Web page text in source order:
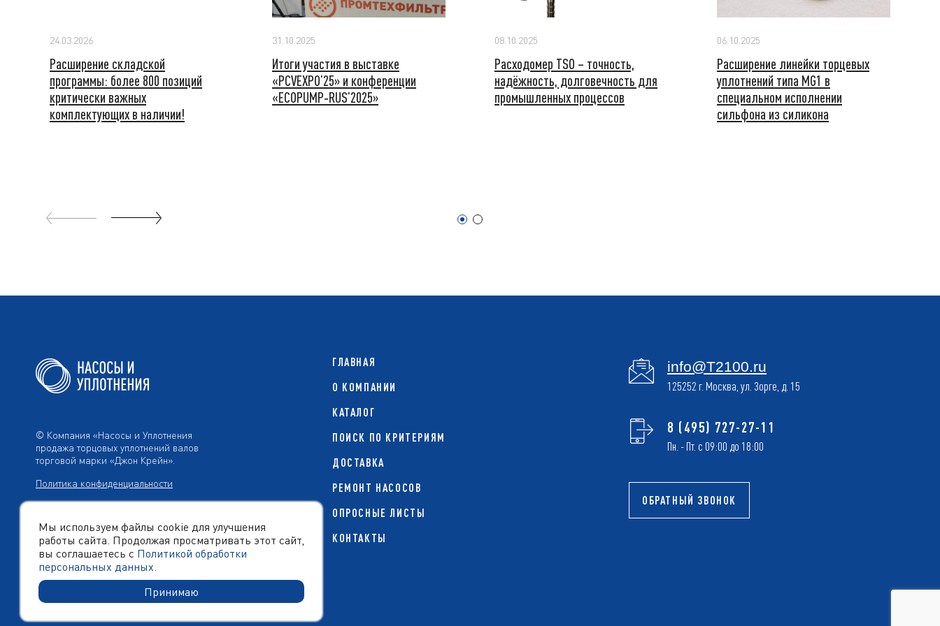
Мы используем файлы cookie для улучшения
работы сайта. Продолжая просматривать этот сайт,
вы соглашаетесь с Политикой обработки
персональных данных.
Принимаю
24.03.2026
Расширение складской
программы: более 800 позиций
критически важных
комплектующих в наличии!
31.10.2025
Итоги участия в выставке
«PCVEXPO’25» и конференции
«ECOPUMP‑RUS’2025»
08.10.2025
Расходомер TSO – точность,
надёжность, долговечность для
промышленных процессов
06.10.2025
Расширение линейки торцевых
уплотнений типа MG1 в
специальном исполнении
сильфона из силикона
© Компания «Насосы и Уплотнения
продажа торцовых уплотнений валов
торговой марки «Джон Крейн».
Политика конфиденциальности
Создано в компании«Акива»– помогаем продвигать и
продавать
ГЛАВНАЯ
О КОМПАНИИ
КАТАЛОГ
ПОИСК ПО КРИТЕРИЯМ
ДОСТАВКА
РЕМОНТ НАСОСОВ
ОПРОСНЫЕ ЛИСТЫ
КОНТАКТЫ
info@T2100.ru
125252 г. Москва, ул. Зорге, д. 15
8 (495) 727-27-11
Пн. - Пт. с 09:00 до 18:00
ОБРАТНЫЙ ЗВОНОК